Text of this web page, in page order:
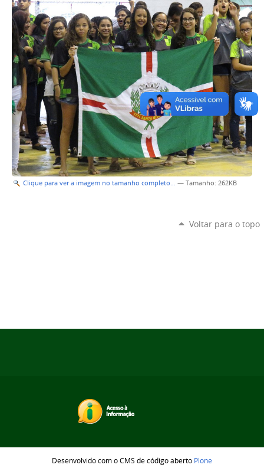
Clique para ver a imagem no tamanho completo… — Tamanho: 262KB
Voltar para o topo
Desenvolvido com o CMS de código aberto Plone